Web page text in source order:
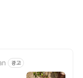
광고